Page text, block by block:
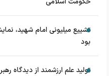
تشییع میلیونی امام شهید،
بود
تولید علم ارزشمند از دیدگاه